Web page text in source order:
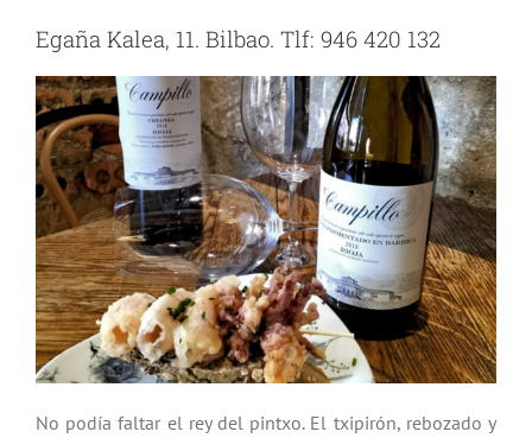
Egaña Kalea, 11. Bilbao. Tlf: 946 420 132
No podía faltar el rey del pintxo. El txipirón, rebozado y